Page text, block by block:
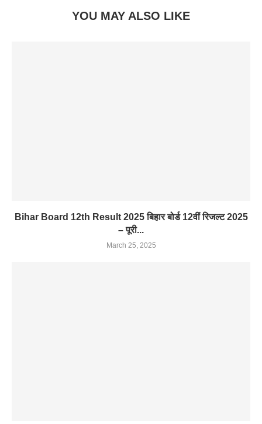
YOU MAY ALSO LIKE
Bihar Board 12th Result 2025 बिहार बोर्ड 12वीं रिजल्ट 2025
– पूरी...
March 25, 2025